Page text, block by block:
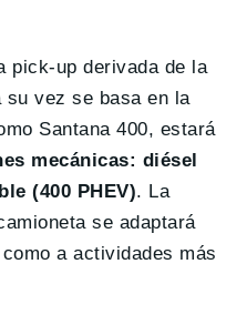
pick-up derivada de la
su vez se basa en la
Santana 400, estará
mecánicas: diésel
(400 PHEV). La
se adaptará
a actividades más